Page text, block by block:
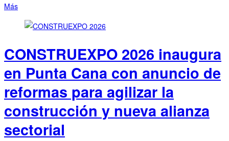
Más
CONSTRUEXPO 2026 inaugura
en Punta Cana con anuncio de
reformas para agilizar la
construcción y nueva alianza
sectorial